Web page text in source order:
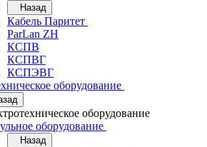
Назад
Кабель Паритет
ParLan ZH
КСПВ
КСПВГ
КСПЭВГ
оборудование
оборудование
оборудование
Назад